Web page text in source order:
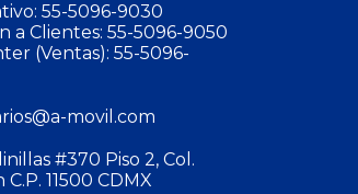
55-5096-9030
a Clientes: 55-5096-9050
(Ventas): 55-5096-
movil.com
#370 Piso 2, Col.
11500 CDMX